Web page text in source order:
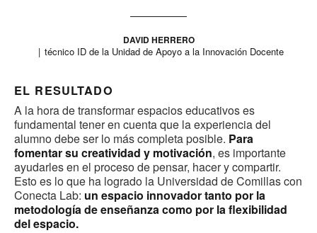
DAVID HERRERO
técnico ID de la Unidad de Apoyo a la Innovación Docente
EL RESULTADO
A la hora de transformar espacios educativos es
fundamental tener en cuenta que la experiencia del
alumno debe ser lo más completa posible. Para
fomentar su creatividad y motivación, es importante
ayudarles en el proceso de pensar, hacer y compartir.
Esto es lo que ha logrado la Universidad de Comillas con
Conecta Lab: un espacio innovador tanto por la
metodología de enseñanza como por la flexibilidad
del espacio.